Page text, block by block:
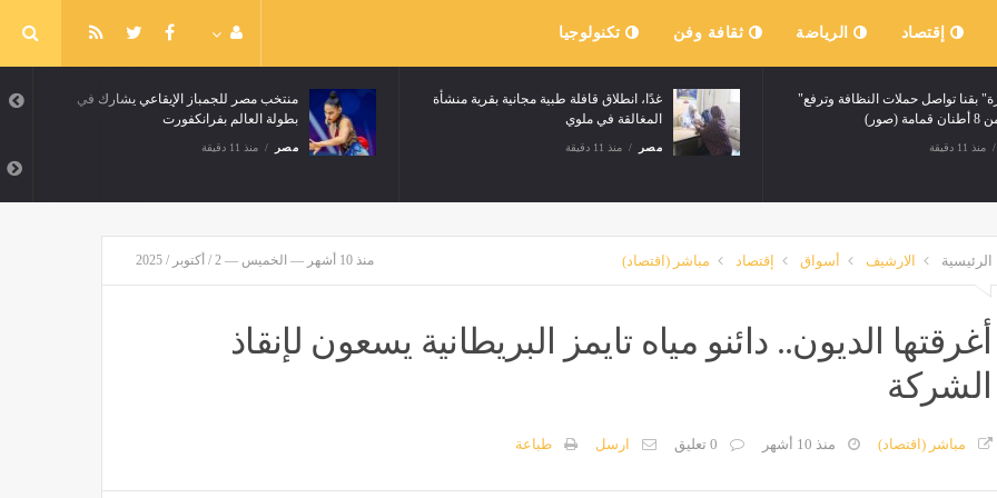
إقتصاد الرياضة ثقافة وفن تكنولوجيا
منتخب مصر للجمباز الإيقاعي يشارك في
بطولة العالم بفرانكفورت
مصر منذ 11 دقيقة
غدًا، انطلاق قافلة طبية مجانية بقرية منشأة
المغالقة في ملوي
مصر منذ 11 دقيقة
"بهجورة" بقنا تواصل حملات النظافة وترفع
(صور)
منذ 11 دقيقة
الرئيسية الارشيف أسواق إقتصاد مباشر (اقتصاد) منذ 10 أشهر — الخميس — 2 / أكتوبر / 2025
أغرقتها الديون.. دائنو مياه تايمز البريطانية يسعون لإنقاذ
الشركة
مباشر (اقتصاد) منذ 10 أشهر 0 تعليق ارسل طباعة